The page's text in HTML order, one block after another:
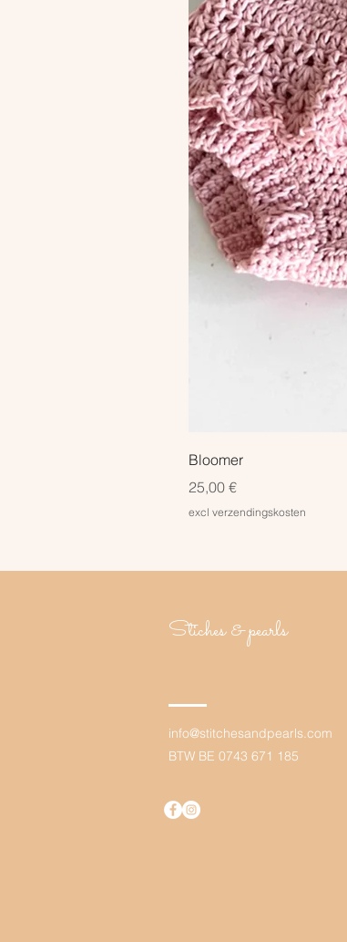
Bloomer
Prix
25,00 €
excl verzendingskosten
Stiches & pearls
info@stitchesandpearls.com
BTW BE 0743 671 185